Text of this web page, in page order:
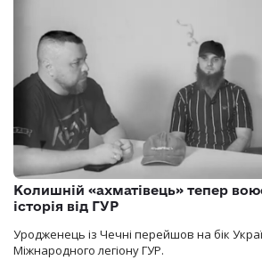
Колишній «ахматівець» тепер
історія від ГУР
Уродженець із Чечні перейшов на бік
Міжнародного легіону ГУР.